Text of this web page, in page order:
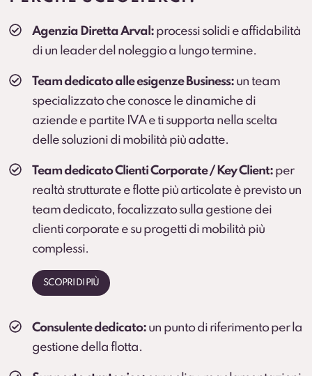
Soluzione consigliata per ruoli critici, agenti e flotte
operative (secondo condizioni).
Agenzia Diretta Arval: processi solidi e affidabilità
di un leader del noleggio a lungo termine.
Team dedicato alle esigenze Business: un team
specializzato che conosce le dinamiche di
aziende e partite IVA e ti supporta nella scelta
delle soluzioni di mobilità più adatte.
Team dedicato Clienti Corporate / Key Client: per
realtà strutturate e flotte più articolate è previsto un
team dedicato, focalizzato sulla gestione dei
clienti corporate e su progetti di mobilità più
complessi.
SCOPRI DI PIÙ
Consulente dedicato: un punto di riferimento per la
gestione della flotta.